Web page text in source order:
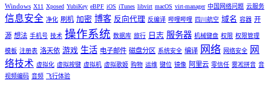
Windows X11 Xposed YubiKey eBPF iOS iTunes libvirt macOS virt-manager 中国网络问题 云服务
信息安全 净化 刷机 加密 博客 反向代理 反编译 哔哩哔哩 四川航空 域名 容器 开
源 想法 手机号 技术 操作系统 数据库 旅行 日志 服务器 机械键盘 权限 权限管理
模板 注册表 洛天依 游戏 生活 电子邮件 磁盘分区 系统安全 编译 网络 网络安全
网
络技术 虚拟化 虚拟按键 虚拟机 虚拟歌姬 购物 运维 键位 镜像 阿里云 零信任 雾凇拼音 音
视频编码 音频 飞行体验